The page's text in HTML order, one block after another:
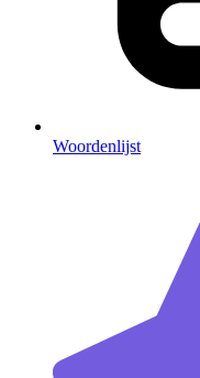
Woordenlijst